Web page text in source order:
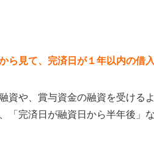
ら見て、完済日が１年以内の借
資や、賞与資金の融資を受ける
「完済日が融資日から半年後」